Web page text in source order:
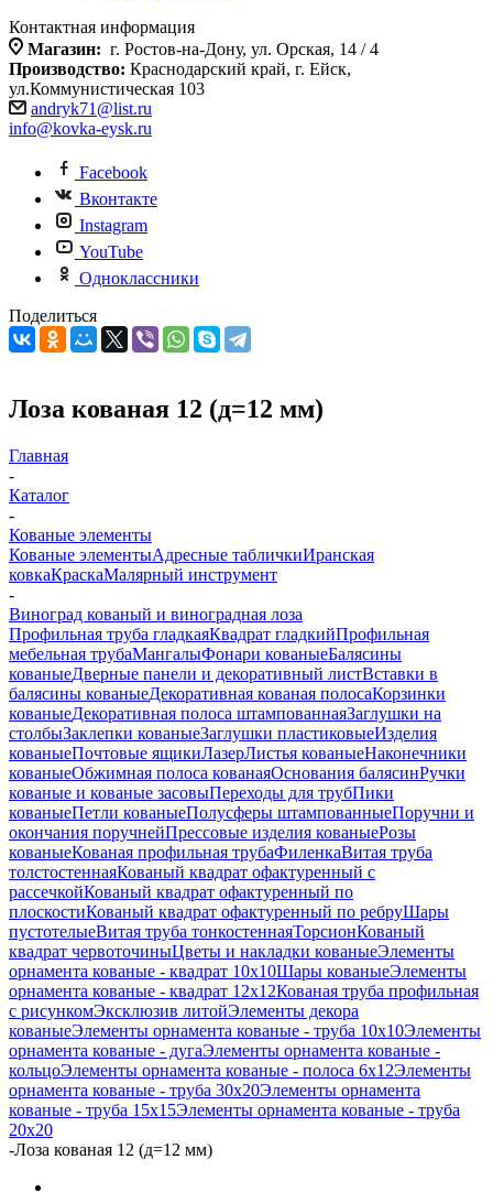
Контактная информация
Магазин: г. Ростов-на-Дону, ул. Орская, 14 / 4
Производство: Краснодарский край, г. Ейск,
ул.Коммунистическая 103
andryk71@list.ru
info@kovka-eysk.ru
Facebook
Вконтакте
Instagram
YouTube
Одноклассники
Поделиться
Лоза кованая 12 (д=12 мм)
Главная
-
Каталог
-
Кованые элементы
Кованые элементыАдресные табличкиИранская
ковкаКраскаМалярный инструмент
-
Виноград кованый и виноградная лоза
Профильная труба гладкаяКвадрат гладкийПрофильная
мебельная трубаМангалыФонари кованыеБалясины
кованыеДверные панели и декоративный листВставки в
балясины кованыеДекоративная кованая полосаКорзинки
кованыеДекоративная полоса штампованнаяЗаглушки на
столбыЗаклепки кованыеЗаглушки пластиковыеИзделия
кованыеПочтовые ящикиЛазерЛистья кованыеНаконечники
кованыеОбжимная полоса кованаяОснования балясинРучки
кованые и кованые засовыПереходы для трубПики
кованыеПетли кованыеПолусферы штампованныеПоручни и
окончания поручнейПрессовые изделия кованыеРозы
кованыеКованая профильная трубаФиленкаВитая труба
толстостеннаяКованый квадрат офактуренный с
рассечкойКованый квадрат офактуренный по
плоскостиКованый квадрат офактуренный по ребруШары
пустотелыеВитая труба тонкостеннаяТорсионКованый
квадрат червоточиныЦветы и накладки кованыеЭлементы
орнамента кованые - квадрат 10х10Шары кованыеЭлементы
орнамента кованые - квадрат 12х12Кованая труба профильная
с рисункомЭксклюзив литойЭлементы декора
кованыеЭлементы орнамента кованые - труба 10х10Элементы
орнамента кованые - дугаЭлементы орнамента кованые -
кольцоЭлементы орнамента кованые - полоса 6х12Элементы
орнамента кованые - труба 30х20Элементы орнамента
кованые - труба 15х15Элементы орнамента кованые - труба
20х20
-Лоза кованая 12 (д=12 мм)